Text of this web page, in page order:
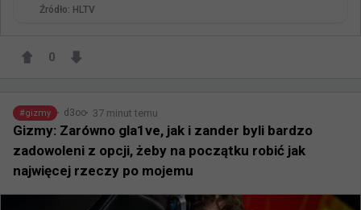
Źródło: HLTV
0
#gizmy d3oo 37 minut temu
Gizmy: Zarówno gla1ve, jak i zander byli bardzo
zadowoleni z opcji, żeby na początku robić jak
najwięcej rzeczy po mojemu